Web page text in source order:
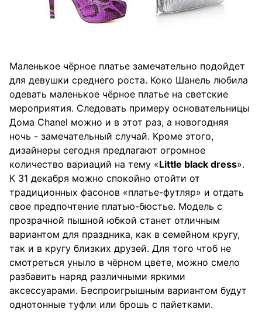
Маленькое чёрное платье замечательно подойдет
для девушки среднего роста. Коко Шанель любила
одевать маленькое чёрное платье на светские
мероприятия. Следовать примеру основательницы
Дома Chanel можно и в этот раз, а новогодняя
ночь - замечательный случай. Кроме этого,
дизайнеры сегодня предлагают огромное
количество вариаций на тему «Little black dress».
К 31 декабря можно спокойно отойти от
традиционных фасонов «платье-футляр» и отдать
свое предпочтение платью-бюстье. Модель с
прозрачной пышной юбкой станет отличным
вариантом для праздника, как в семейном кругу,
так и в кругу близких друзей. Для того чтоб не
смотреться уныло в чёрном цвете, можно смело
разбавить наряд различными яркими
аксессуарами. Беспроигрышным вариантом будут
однотонные туфли или брошь с пайетками.